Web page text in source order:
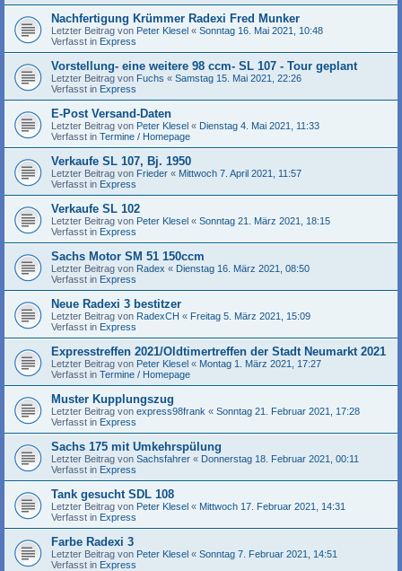
Nachfertigung Krümmer Radexi Fred Munker
Letzter Beitrag von Peter Klesel « Sonntag 16. Mai 2021, 10:48
Verfasst in Express
Vorstellung- eine weitere 98 ccm- SL 107 - Tour geplant
Letzter Beitrag von Fuchs « Samstag 15. Mai 2021, 22:26
Verfasst in Express
E-Post Versand-Daten
Letzter Beitrag von Peter Klesel « Dienstag 4. Mai 2021, 11:33
Verfasst in Termine / Homepage
Verkaufe SL 107, Bj. 1950
Letzter Beitrag von Frieder « Mittwoch 7. April 2021, 11:57
Verfasst in Express
Verkaufe SL 102
Letzter Beitrag von Peter Klesel « Sonntag 21. März 2021, 18:15
Verfasst in Express
Sachs Motor SM 51 150ccm
Letzter Beitrag von Radex « Dienstag 16. März 2021, 08:50
Verfasst in Express
Neue Radexi 3 bestitzer
Letzter Beitrag von RadexCH « Freitag 5. März 2021, 15:09
Verfasst in Express
Expresstreffen 2021/Oldtimertreffen der Stadt Neumarkt 2021
Letzter Beitrag von Peter Klesel « Montag 1. März 2021, 17:27
Verfasst in Termine / Homepage
Muster Kupplungszug
Letzter Beitrag von express98frank « Sonntag 21. Februar 2021, 17:28
Verfasst in Express
Sachs 175 mit Umkehrspülung
Letzter Beitrag von Sachsfahrer « Donnerstag 18. Februar 2021, 00:11
Verfasst in Express
Tank gesucht SDL 108
Letzter Beitrag von Peter Klesel « Mittwoch 17. Februar 2021, 14:31
Verfasst in Express
Farbe Radexi 3
Letzter Beitrag von Peter Klesel « Sonntag 7. Februar 2021, 14:51
Verfasst in Express